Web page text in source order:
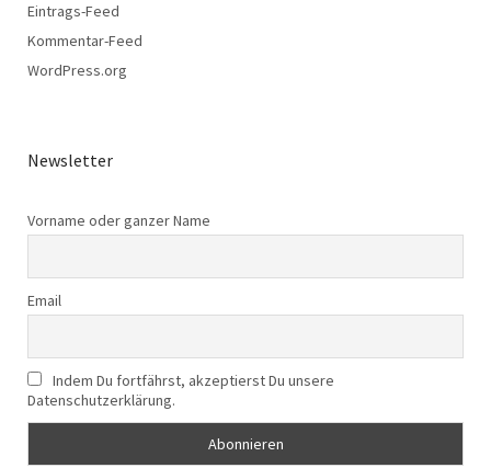
Eintrags-Feed
Kommentar-Feed
WordPress.org
Newsletter
Vorname oder ganzer Name
Email
Indem Du fortfährst, akzeptierst Du unsere
Datenschutzerklärung.